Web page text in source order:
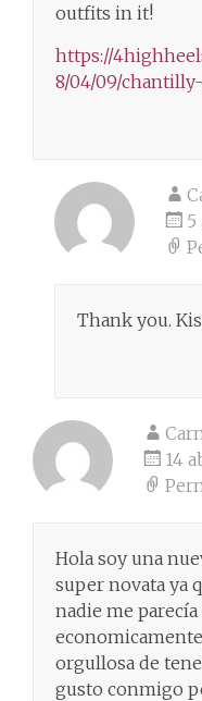
outfits in it!
https://
8/04/09/
5
Thank you.
14
Hola soy una
super novata ya
nadie me
orgullosa de
gusto conmigo